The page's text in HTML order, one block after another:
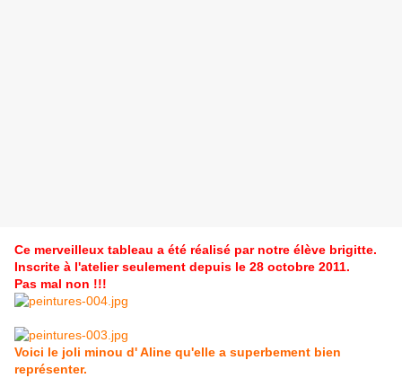
Ce merveilleux tableau a été réalisé par notre élève brigitte.
Inscrite à l'atelier seulement depuis le 28 octobre 2011.
Pas mal non !!!
Voici le joli minou d' Aline qu'elle a superbement bien
représenter.